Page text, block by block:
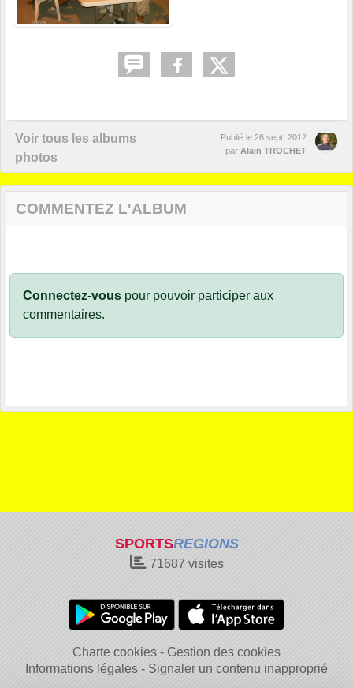
Voir tous les albums
photos
Publié le 26 sept. 2012
par Alain TROCHET
COMMENTEZ L'ALBUM
Connectez-vous pour pouvoir participer aux
commentaires.
SPORTSREGIONS
71687 visites
Charte cookies
Gestion des cookies
Informations légales
Signaler un contenu inapproprié